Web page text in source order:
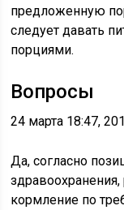
предложенную
следует давать
порциями.
Вопросы
24 марта 18:47,
Да, согласно
кормление по